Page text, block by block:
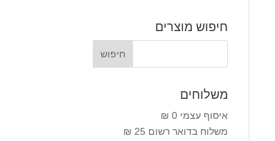
חיפוש מוצרים
משלוחים
איסוף עצמי 0 ₪
משלוח בדואר רשום 25 ₪